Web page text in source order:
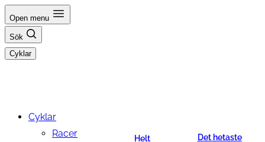
Hoppa
till
innehåll
Open menu
Sök
Cyklar
Cyklar
Racer
Helt
Det hetaste